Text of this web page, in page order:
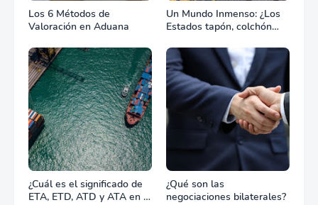
Los 6 Métodos de
Valoración en Aduana
Un Mundo Inmenso: ¿Los
Estados tapón, colchón
combate?
¿Cuál es el significado de
ETA, ETD, ATD y ATA en el
¿Qué son las
negociaciones bilaterales?